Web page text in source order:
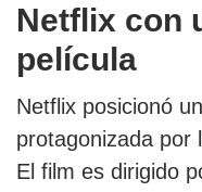
Netflix con
película
Netflix posicionó
protagonizada por
El film es dirigido